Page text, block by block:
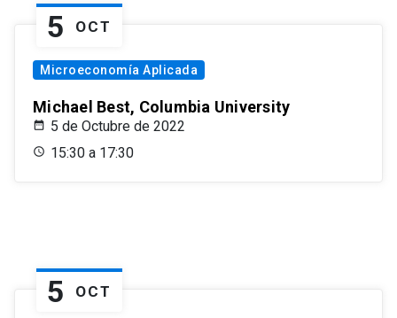
5 OCT
Microeconomía Aplicada
Michael Best, Columbia University
5 de Octubre de 2022
15:30 a 17:30
5 OCT